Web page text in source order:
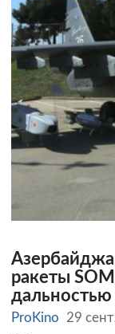
ракеты
дальностью
ProKino
29